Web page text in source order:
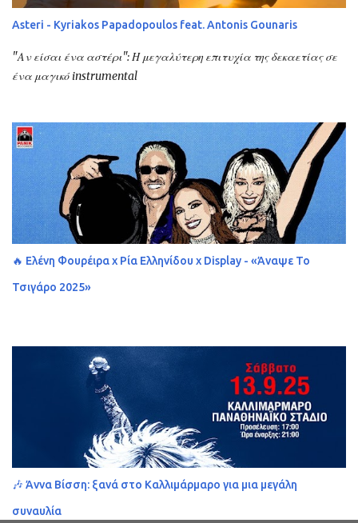
Asteri - Kyriakos Papadopoulos feat. Antonis Gounaris
"Αν είσαι ένα αστέρι": Η μεγαλύτερη επιτυχία της δεκαετίας σε
ένα μαγικό instrumental
🔥 Ελένη Φουρέιρα x Ρία Ελληνίδου x Display - «Άναψε Το
Τσιγάρο 2025»
🎶 Άννα Βίσση: ξανά στο Καλλιμάρμαρο για μια μεγάλη
συναυλία